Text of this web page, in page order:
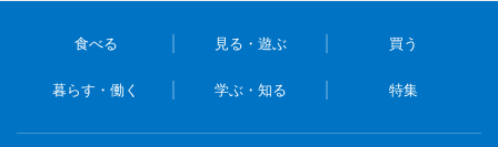
食べる 見る・遊ぶ 買う
暮らす・働く 学ぶ・知る 特集